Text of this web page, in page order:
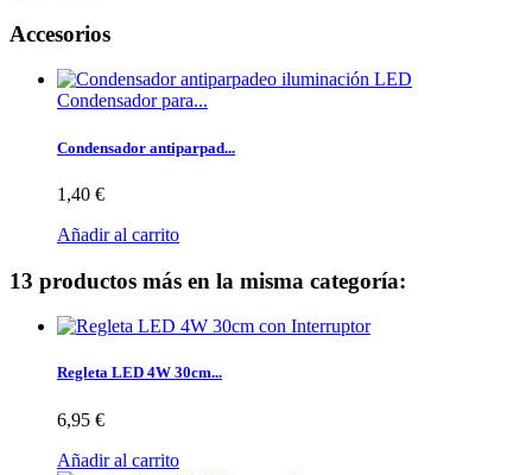
Accesorios
Condensador para...
Condensador antiparpad...
1,40 €
Añadir al carrito
13 productos más en la misma categoría:
Regleta LED 4W 30cm...
6,95 €
Añadir al carrito